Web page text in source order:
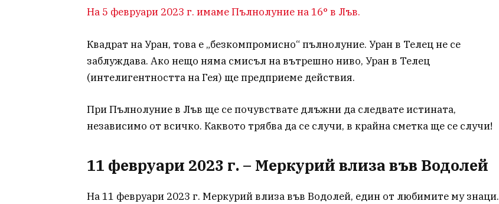
На 5 февруари 2023 г. имаме Пълнолуние на 16° в Лъв.
Квадрат на Уран, това е „безкомпромисно“ пълнолуние. Уран в Телец не се
заблуждава. Ако нещо няма смисъл на вътрешно ниво, Уран в Телец
(интелигентността на Гея) ще предприеме действия.
При Пълнолуние в Лъв ще се почувствате длъжни да следвате истината,
независимо от всичко. Каквото трябва да се случи, в крайна сметка ще се случи!
11 февруари 2023 г. – Меркурий влиза във Водолей
На 11 февруари 2023 г. Меркурий влиза във Водолей, един от любимите му знаци.